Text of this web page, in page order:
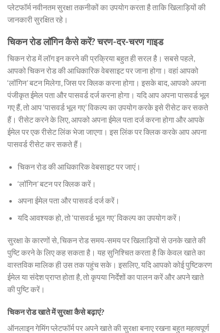
प्लेटफॉर्म नवीनतम सुरक्षा तकनीकों का उपयोग करता है ताकि खिलाड़ियों की
जानकारी सुरक्षित रहे।
चिकन रोड लॉगिन कैसे करें? चरण-दर-चरण गाइड
चिकन रोड में लॉग इन करने की प्रक्रिया बहुत ही सरल है। सबसे पहले,
आपको चिकन रोड की आधिकारिक वेबसाइट पर जाना होगा। वहां आपको
‘लॉगिन’ बटन मिलेगा, जिस पर क्लिक करना होगा। इसके बाद, आपको अपना
पंजीकृत ईमेल पता और पासवर्ड दर्ज करना होगा। यदि आप अपना पासवर्ड भूल
गए हैं, तो आप ‘पासवर्ड भूल गए’ विकल्प का उपयोग करके इसे रीसेट कर सकते
हैं। रीसेट करने के लिए, आपको अपना ईमेल पता दर्ज करना होगा और आपके
ईमेल पर एक रीसेट लिंक भेजा जाएगा। इस लिंक पर क्लिक करके आप अपना
पासवर्ड रीसेट कर सकते हैं।
चिकन रोड की आधिकारिक वेबसाइट पर जाएं।
‘लॉगिन’ बटन पर क्लिक करें।
अपना ईमेल पता और पासवर्ड दर्ज करें।
यदि आवश्यक हो, तो ‘पासवर्ड भूल गए’ विकल्प का उपयोग करें।
सुरक्षा के कारणों से, चिकन रोड समय-समय पर खिलाड़ियों से उनके खाते की
पुष्टि करने के लिए कह सकता है। यह सुनिश्चित करता है कि केवल खाते का
वास्तविक मालिक ही उस तक पहुंच सके। इसलिए, यदि आपको कोई पुष्टिकरण
ईमेल या संदेश प्राप्त होता है, तो कृपया निर्देशों का पालन करें और अपने खाते
की पुष्टि करें।
चिकन रोड खाते में सुरक्षा कैसे बढ़ाएं?
ऑनलाइन गेमिंग प्लेटफॉर्म पर अपने खाते की सुरक्षा बनाए रखना बहुत महत्वपूर्ण